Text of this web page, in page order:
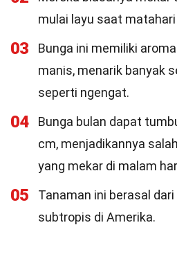
mulai layu saat
03
Bunga ini memiliki
manis, menarik banyak
seperti ngengat.
04
Bunga bulan dapat
cm, menjadikannya
yang mekar di malam
05
Tanaman ini berasal
subtropis di Amerika.